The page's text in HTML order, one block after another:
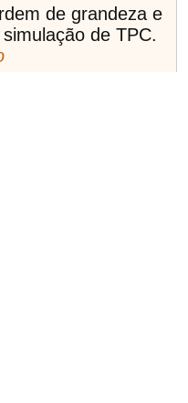
de grandeza e
de TPC.